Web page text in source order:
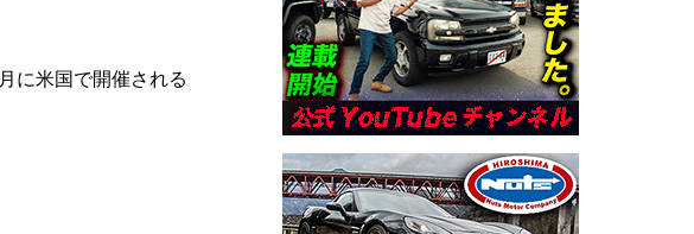
に米国で開催される